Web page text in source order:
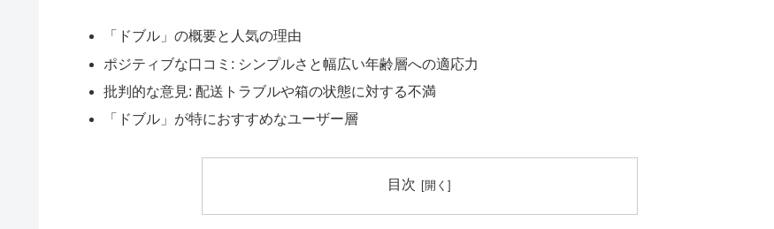
「ドブル」の概要と人気の理由
ポジティブな口コミ: シンプルさと幅広い年齢層への適応力
批判的な意見: 配送トラブルや箱の状態に対する不満
「ドブル」が特におすすめなユーザー層
目次